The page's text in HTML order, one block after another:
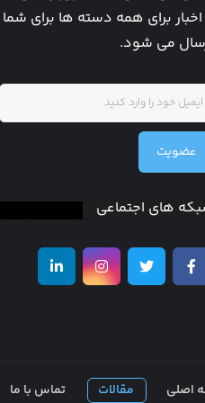
هفته
جهانی ترویج شیر
آگوست ۵, ۲۰۲۶
مدیر سایت
برای همه دسته ها برای شما
می شود.
عضویت
های اجتماعی
اصلی مقالات تماس با ما